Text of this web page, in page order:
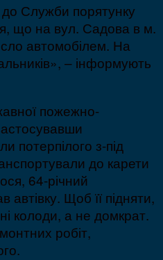
Служби порятунку
що на вул. Садова в м.
автомобілем. На
– інформують
пожежно-
потерпілого з-під
до карети
64-річний
Щоб її підняти,
колоди, а не домкрат.
робіт,